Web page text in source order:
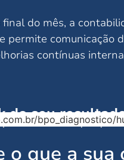
do mês, a
permite comunicação
contínuas
do seubpo_diagnostico/
para visualizar a qualquer
o que a